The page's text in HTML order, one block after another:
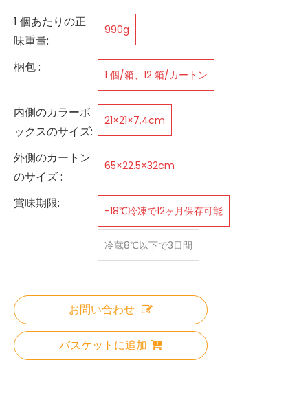
1 個あたりの正
味重量:
990g
梱包 : 1 個/箱、12 箱/カートン
内側のカラーボ
ックスのサイズ:
21×21×7.4cm
外側のカートン
のサイズ :
65×22.5×32cm
賞味期限: -18℃冷凍で12ヶ月保存可能
冷蔵8℃以下で3日間
お問い合わせ
バスケットに追加